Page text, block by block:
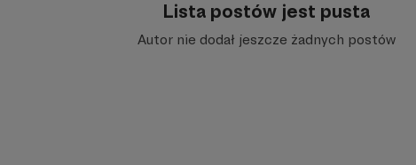
Lista postów jest pusta
Autor nie dodał jeszcze żadnych postów